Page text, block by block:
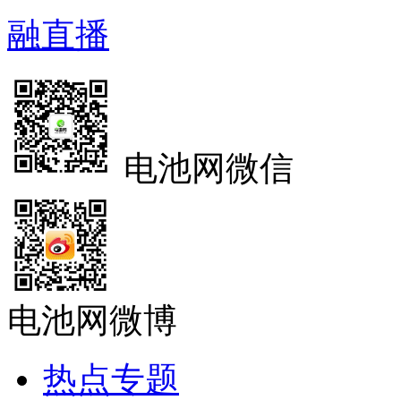
融直播
电池网微信
电池网微博
热点专题